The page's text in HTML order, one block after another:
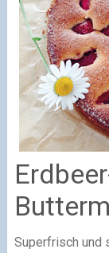
Superfrisch und